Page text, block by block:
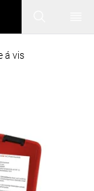
á vis